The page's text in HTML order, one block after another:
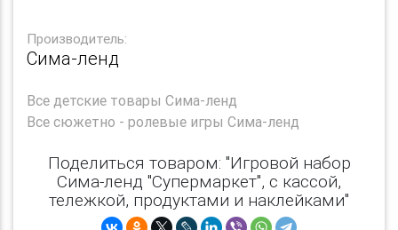
Производитель:
Сима-ленд
Все детские товары Сима-ленд
Все сюжетно - ролевые игры Сима-ленд
Поделиться товаром: "Игровой набор
Сима-ленд "Супермаркет", с кассой,
тележкой, продуктами и наклейками"